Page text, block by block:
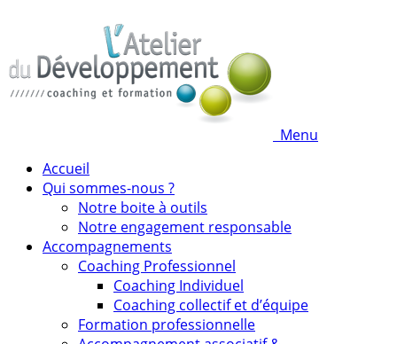
Menu
Accueil
Qui sommes-nous ?
Notre boite à outils
Notre engagement responsable
Accompagnements
Coaching Professionnel
Coaching Individuel
Coaching collectif et d’équipe
Formation professionnelle